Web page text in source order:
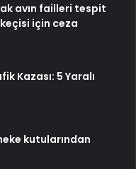
avın failleri tespit
için ceza
Kazası: 5 Yaralı
kutularından